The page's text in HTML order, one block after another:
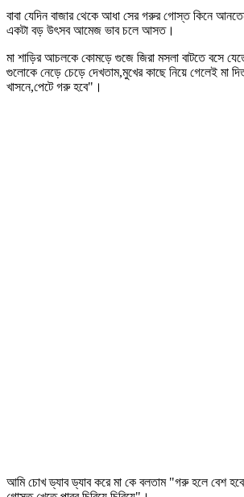
বাবা যেদিন বাজার থেকে আধা সের গরুর গোস্ত কিনে
একটা বড় উৎসব আমেজ ভাব চলে আসত।
মা শাড়ির আচলকে কোমড়ে গুজে জিরা মসলা বাটতে বসে
গুলোকে নেড়ে চেড়ে দেখতাম,মুখের কাছে নিয়ে গেলেই মা
খাসনে,পেটে গরু হবে"।
আমি চোখ ড্যাব ড্যাব করে মা কে বলতাম "গরু হলে বেশ